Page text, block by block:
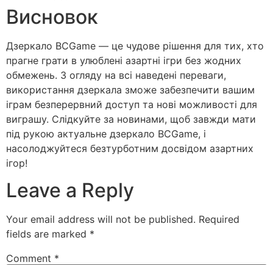
Висновок
Дзеркало BCGame — це чудове рішення для тих, хто
прагне грати в улюблені азартні ігри без жодних
обмежень. З огляду на всі наведені переваги,
використання дзеркала зможе забезпечити вашим
іграм безперервний доступ та нові можливості для
виграшу. Слідкуйте за новинами, щоб завжди мати
під рукою актуальне дзеркало BCGame, і
насолоджуйтеся безтурботним досвідом азартних
ігор!
Leave a Reply
Your email address will not be published. Required
fields are marked *
Comment *